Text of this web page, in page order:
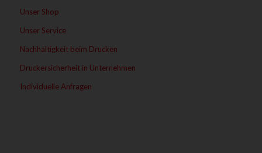
Unser Shop
Unser Service
Nachhaltigkeit beim Drucken
Druckersicherheit in Unternehmen
Individuelle Anfragen